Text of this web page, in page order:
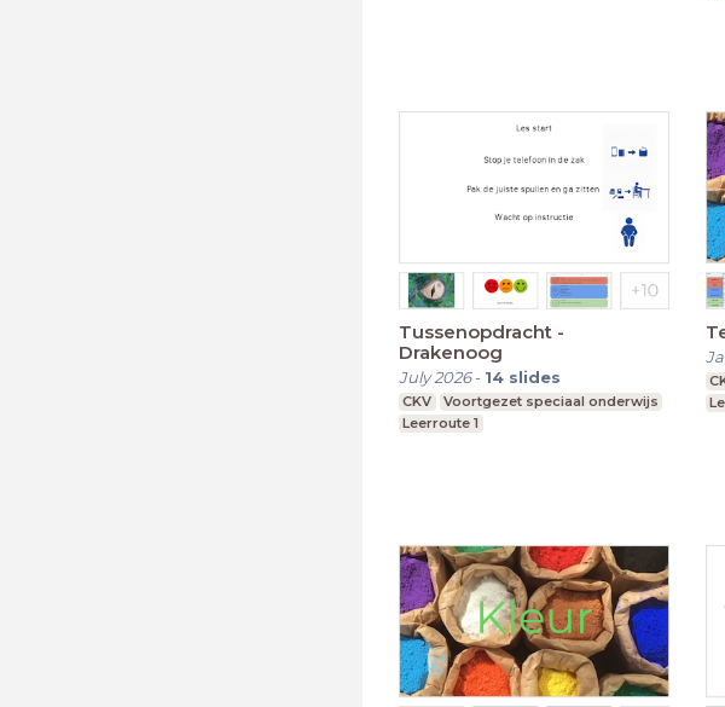
Tussenopdracht -
Drakenoog
July 2026- 14 slides
CKV
Voortgezet speciaal onderwijs
Leerroute 1